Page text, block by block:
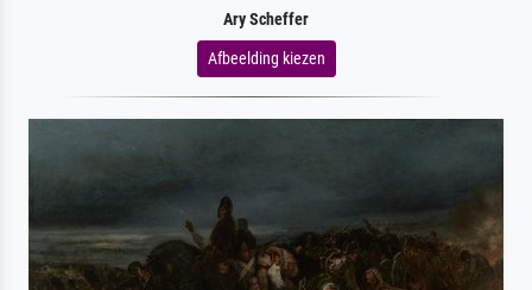
Ary Scheffer
Afbeelding kiezen